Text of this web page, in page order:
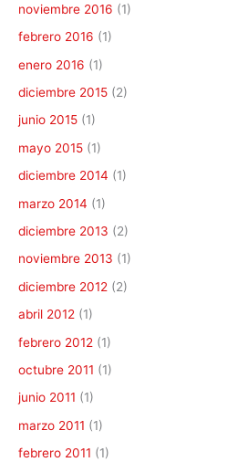
noviembre 2016 (1)
febrero 2016 (1)
enero 2016 (1)
diciembre 2015 (2)
junio 2015 (1)
mayo 2015 (1)
diciembre 2014 (1)
marzo 2014 (1)
diciembre 2013 (2)
noviembre 2013 (1)
diciembre 2012 (2)
abril 2012 (1)
febrero 2012 (1)
octubre 2011 (1)
junio 2011 (1)
marzo 2011 (1)
febrero 2011 (1)